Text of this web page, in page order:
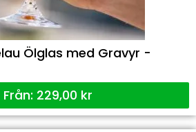
Ölglas med Gravyr -
Från: 229,00 kr